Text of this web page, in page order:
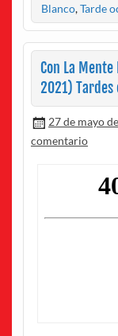
Blanco,Tarde
Con La
2021)
27 de mayo
comentario